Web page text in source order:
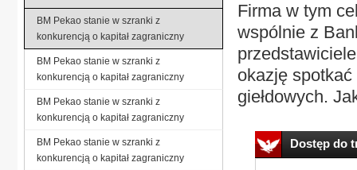
Firma w tym
wspólnie z
okazję
giełdowych.
Dostęp do
BM Pekao stanie w szranki z
konkurencją o kapitał zagraniczny
BM Pekao stanie w szranki z
konkurencją o kapitał zagraniczny
BM Pekao stanie w szranki z
konkurencją o kapitał zagraniczny
BM Pekao stanie w szranki z
konkurencją o kapitał zagraniczny